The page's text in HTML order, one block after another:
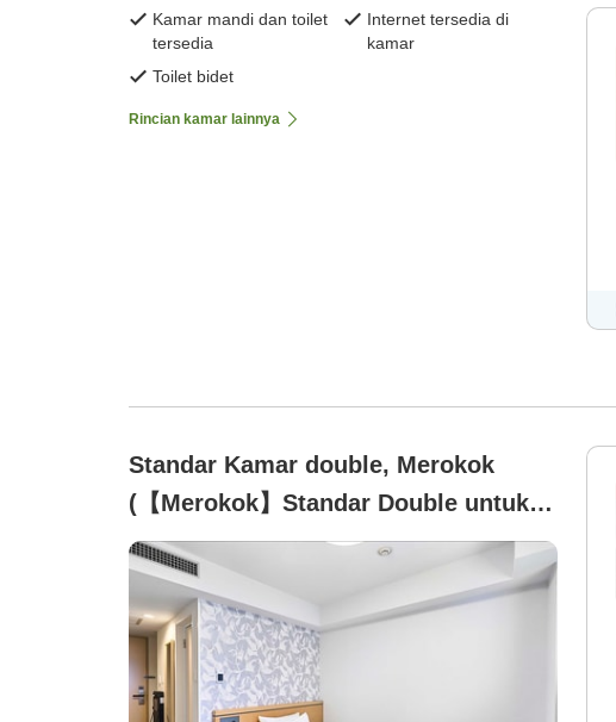
Kamar mandi dan toilet
tersedia
Internet tersedia di
kamar
Toilet bidet
Rincian kamar lainnya
Standar Kamar double, Merokok
(【Merokok】Standar Double untuk 2
Orang, 18.2 m²)